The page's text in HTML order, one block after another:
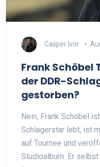
Casper Ivor
Frank Schöbel
der DDR-
gestorben?
Nein, Frank Schöbel
Schlagerstar lebt, ist
auf Tournee und
Studioalbum. Er